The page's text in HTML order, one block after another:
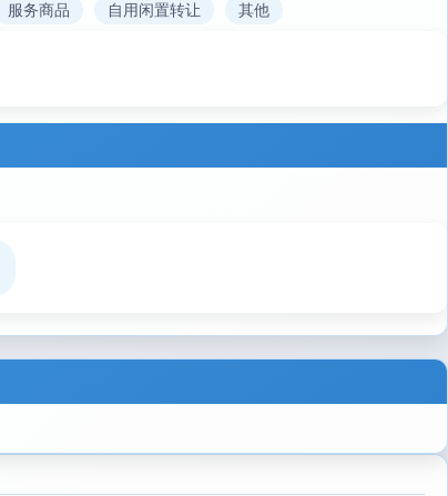
服务商品 自用闲置转让 其他